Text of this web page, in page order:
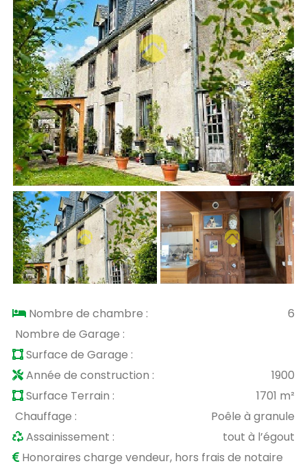
Nombre de chambre :
6
Nombre de Garage :
Surface de Garage :
Année de construction :
1900
Surface Terrain :
1701 m²
Chauffage :
Poêle à granule
Assainissement :
tout à l’égout
Honoraires charge vendeur, hors frais de notaire